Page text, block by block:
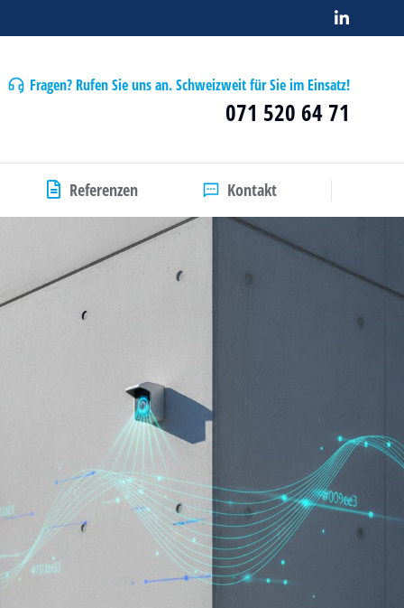
Fragen? Rufen Sie uns an. Schweizweit für Sie im Einsatz!
071 520 64 71
Referenzen Kontakt